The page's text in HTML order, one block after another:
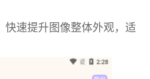
快速提升图像整体外观，适